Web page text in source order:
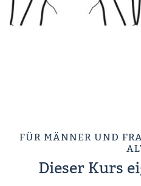
FÜR MÄNNER UND
Dieser Kurs